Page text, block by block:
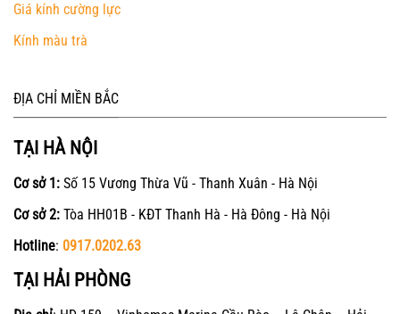
Giá kính cường lực
Kính màu trà
ĐỊA CHỈ MIỀN BẮC
TẠI HÀ NỘI
Cơ sở 1: Số 15 Vương Thừa Vũ - Thanh Xuân - Hà Nội
Cơ sở 2: Tòa HH01B - KĐT Thanh Hà - Hà Đông - Hà Nội
Hotline: 0917.0202.63
TẠI HẢI PHÒNG